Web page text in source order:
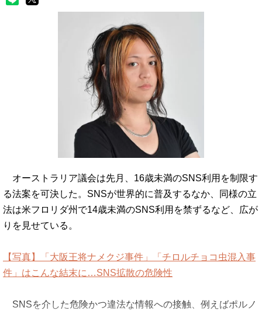
オーストラリア議会は先月、16歳未満のSNS利用を制限す
る法案を可決した。SNSが世界的に普及するなか、同様の立
法は米フロリダ州で14歳未満のSNS利用を禁ずるなど、広が
りを見せている。
【写真】「大阪王将ナメクジ事件」「チロルチョコ虫混入事
件」はこんな結末に…SNS拡散の危険性
SNSを介した危険かつ違法な情報への接触、例えばポルノ